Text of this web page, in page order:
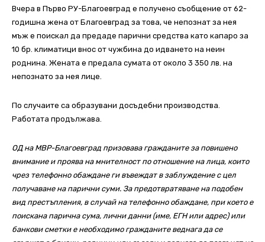
Вчера в Първо РУ-Благоевград е получено съобщение от 62-
годишна жена от Благоевград за това, че непознат за нея
мъж е поискал да предаде парични средства като капаро за
10 бр. климатици внос от чужбина до идването на неин
роднина. Жената е предала сумата от около 3 350 лв. на
непознато за нея лице.
По случаите са образувани досъдебни производства.
Работата продължава.
ОД на МВР-Благоевград призовава гражданите за повишено
внимание и проява на мнителност по отношение на лица, които
чрез телефонно обаждане ги въвеждат в заблуждение с цел
получаване на парични суми. За предотвратяване на подобен
вид престъпления, в случай на телефонно обаждане, при което е
поискана парична сума, лични данни (име, ЕГН или адрес) или
банкови сметки е необходимо гражданите веднага да се